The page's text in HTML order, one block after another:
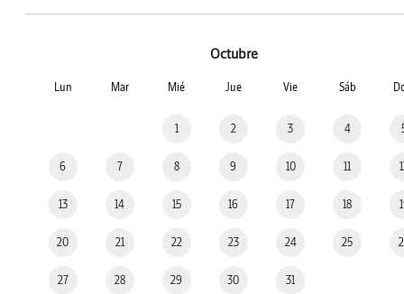
Octubre
Lun Mar Mié Jue Vie Sáb
1 2 3 4
6 7 8 9 10 11
13 14 15 16 17 18
20 21 22 23 24 25
27 28 29 30 31